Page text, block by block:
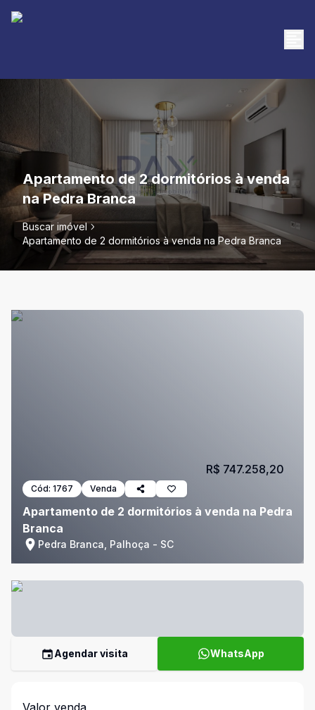
Apartamento de 2 dormitórios à venda
na Pedra Branca
Buscar imóvel
Apartamento de 2 dormitórios à venda na Pedra Branca
Cód: 1767 Venda
Apartamento de 2 dormitórios à venda na Pedra
Branca
Pedra Branca, Palhoça - SC
R$ 747.258,20
Agendar visita WhatsApp
Valor venda